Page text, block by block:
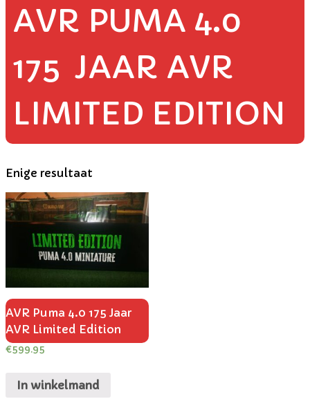
AVR PUMA 4.0
175 JAAR AVR
LIMITED EDITION
Enige resultaat
AVR Puma 4.0 175 Jaar
AVR Limited Edition
€599.95
In winkelmand